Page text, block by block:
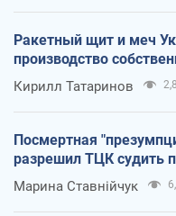
Ракетный щит и меч
производство
Кирилл Татаринов
Посмертная
разрешил ТЦК судить
Марина Ставнійчук